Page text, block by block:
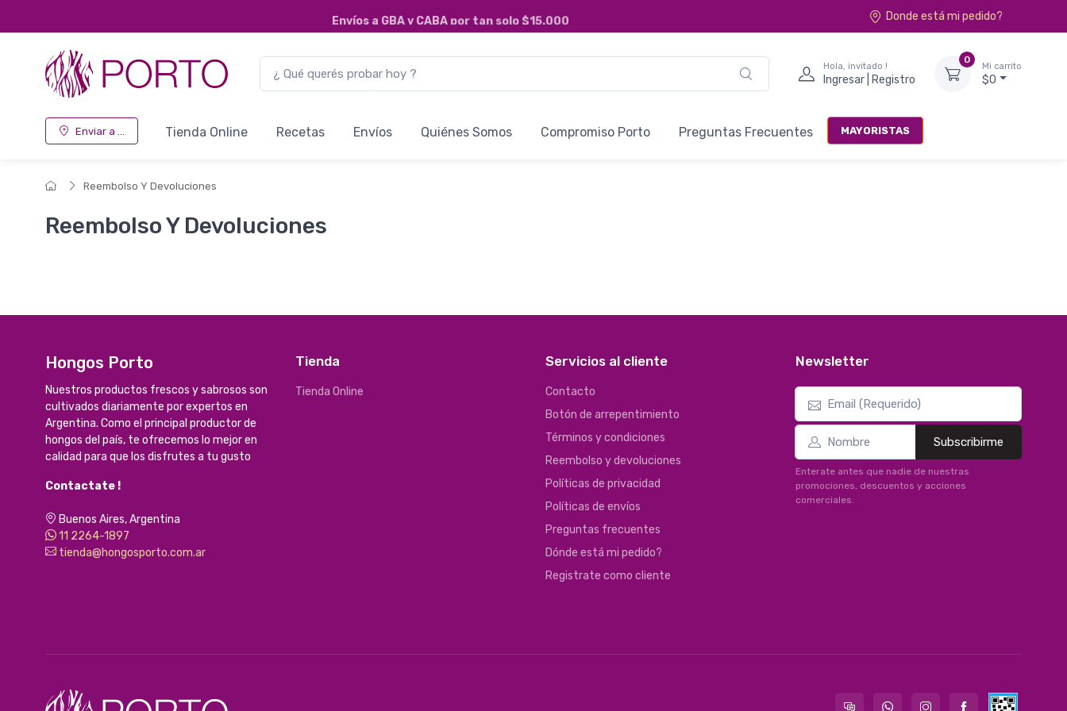
Envíos a GBA y CABA por tan solo $15.000 Donde está mi pedido?
Hola, invitado !
Ingresar | Registro
0
Mi carrito
$0
Enviar a ... Tienda Online Recetas Envíos Quiénes Somos Compromiso Porto Preguntas Frecuentes MAYORISTAS
Reembolso Y Devoluciones
Reembolso Y Devoluciones
Hongos Porto
Nuestros productos frescos y sabrosos son
cultivados diariamente por expertos en
Argentina. Como el principal productor de
hongos del país, te ofrecemos lo mejor en
calidad para que los disfrutes a tu gusto
Contactate !
Buenos Aires, Argentina
11 2264-1897
tienda@hongosporto.com.ar
Tienda
Tienda Online
Servicios al cliente
Contacto
Botón de arrepentimiento
Términos y condiciones
Reembolso y devoluciones
Políticas de privacidad
Políticas de envíos
Preguntas frecuentes
Dónde está mi pedido?
Registrate como cliente
Newsletter
Subscribirme
Enterate antes que nadie de nuestras
promociones, descuentos y acciones
comerciales.